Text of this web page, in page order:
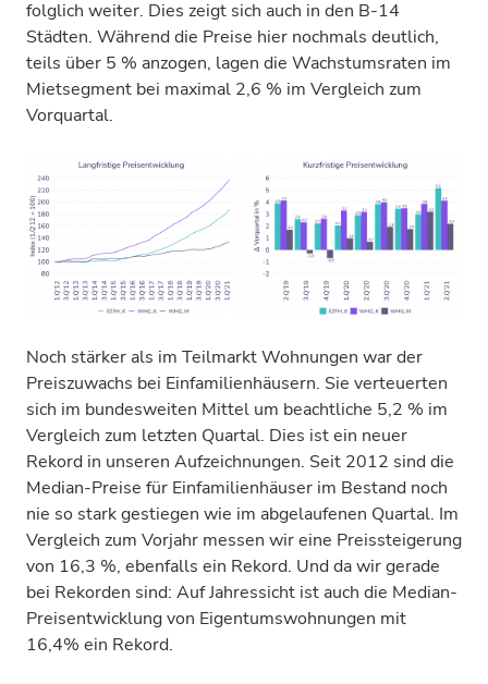
folglich weiter. Dies zeigt sich auch in den B-14
Städten. Während die Preise hier nochmals deutlich,
teils über 5 % anzogen, lagen die Wachstumsraten im
Mietsegment bei maximal 2,6 % im Vergleich zum
Vorquartal.
Noch stärker als im Teilmarkt Wohnungen war der
Preiszuwachs bei Einfamilienhäusern. Sie verteuerten
sich im bundesweiten Mittel um beachtliche 5,2 % im
Vergleich zum letzten Quartal. Dies ist ein neuer
Rekord in unseren Aufzeichnungen. Seit 2012 sind die
Median-Preise für Einfamilienhäuser im Bestand noch
nie so stark gestiegen wie im abgelaufenen Quartal. Im
Vergleich zum Vorjahr messen wir eine Preissteigerung
von 16,3 %, ebenfalls ein Rekord. Und da wir gerade
bei Rekorden sind: Auf Jahressicht ist auch die Median-
Preisentwicklung von Eigentumswohnungen mit
16,4% ein Rekord.